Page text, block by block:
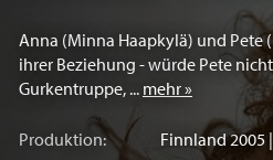
Anna (Minna Haapkylä) und
ihrer Beziehung - würde Pete
Gurkentruppe, ... mehr »
Produktion: Finnland2005